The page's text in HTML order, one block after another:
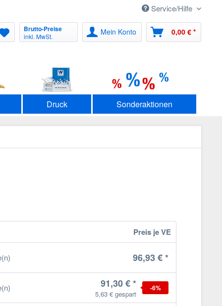
Service/Hilfe
Brutto-Preise
inkl. MwSt. Mein Konto 0,00 € *
Druck Sonderaktionen
Preis je VE
96,93 € *
91,30 € *
5,63 € gespart
-6%